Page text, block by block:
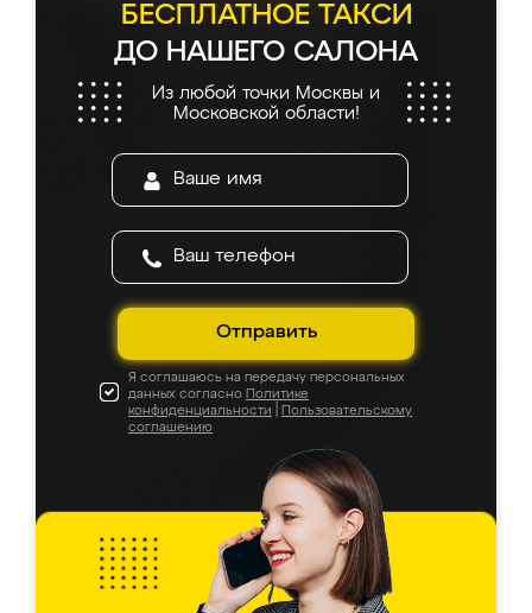
БЕСПЛАТНОЕ ТАКСИ
ДО НАШЕГО САЛОНА
Из любой точки Москвы и
Московской области!
Отправить
Я соглашаюсь на передачу персональных
данных согласно Политике
конфиденциальности
Пользовательскому
соглашению